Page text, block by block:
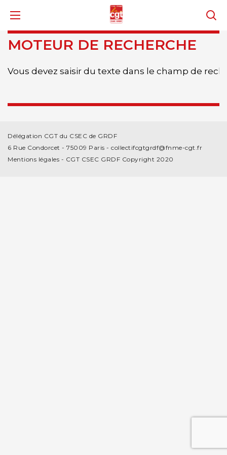
MOTEUR DE RECHERCHE
Vous devez saisir du texte dans le champ de
Délégation CGT du CSEC de GRDF
6 Rue Condorcet - 75009 Paris - collectifcgtgrdf@fnme-cgt.fr
Mentions légales - CGT CSEC GRDF Copyright 2020